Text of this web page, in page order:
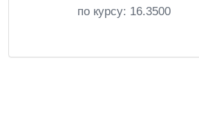
по курсу: 16.3500